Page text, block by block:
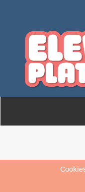
Dybbøl-Skolen
Medlemmer